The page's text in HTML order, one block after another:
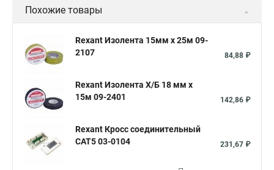
Коробка распределительная ip55
Коробка для скрытой проводки Электрическая коробка
Коробка для электропроводки
Коробка распределительная металлическая
Клеммная распределительная коробка
Похожие товары
Rexant Изолента 15мм х 25м 09-
2107
84,88 ₽
Rexant Изолента Х/Б 18 мм х
15м 09-2401
142,86 ₽
Rexant Кросс соединительный
CAT5 03-0104
231,67 ₽